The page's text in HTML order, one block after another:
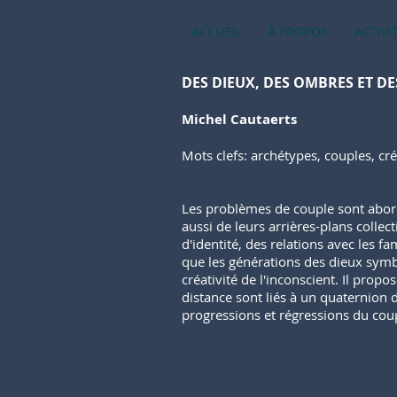
ACCUEIL À PROPOS
DES DIEUX, DES OMBRES ET
Michel Cautaerts
Mots clefs: archétypes, couples,
Les problèmes de couple sont
aussi de leurs arrières-plans
d'identité, des relations avec les
que les générations des dieux
créativité de l'inconscient. Il
distance sont liés à un quaternion
progressions et régressions du